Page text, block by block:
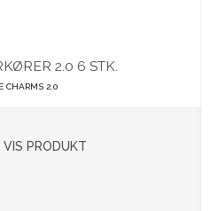
2.0 6 STK.
CHARMS 2.0
VIS PRODUKT